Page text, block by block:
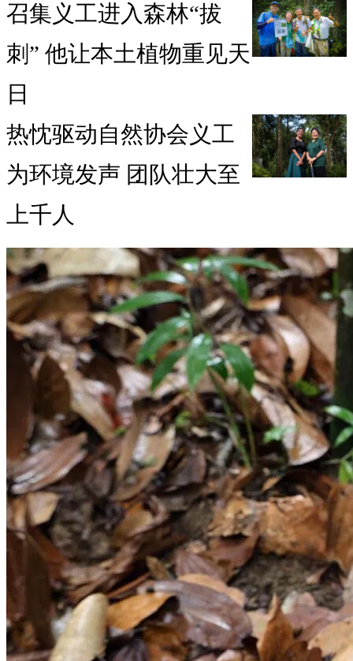
召集义工进入森林“拔
刺” 他让本土植物重见天
日
热忱驱动自然协会义工
为环境发声 团队壮大至
上千人